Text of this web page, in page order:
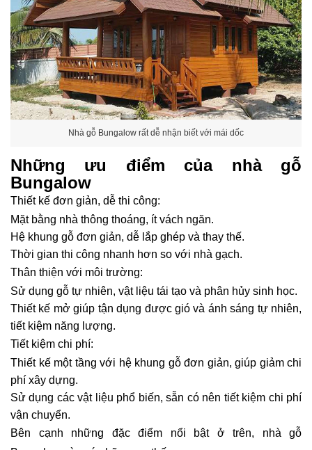
Nhà gỗ Bungalow rất dễ nhận biết với mái dốc
Những ưu điểm của nhà gỗ
Bungalow
Thiết kế đơn giản, dễ thi công:
Mặt bằng nhà thông thoáng, ít vách ngăn.
Hệ khung gỗ đơn giản, dễ lắp ghép và thay thế.
Thời gian thi công nhanh hơn so với nhà gạch.
Thân thiện với môi trường:
Sử dụng gỗ tự nhiên, vật liệu tái tạo và phân hủy sinh học.
Thiết kế mở giúp tận dụng được gió và ánh sáng tự nhiên,
tiết kiệm năng lượng.
Tiết kiệm chi phí:
Thiết kế một tầng với hệ khung gỗ đơn giản, giúp giảm chi
phí xây dựng.
Sử dụng các vật liệu phổ biến, sẵn có nên tiết kiệm chi phí
vận chuyển.
Bên cạnh những đặc điểm nổi bật ở trên, nhà gỗ